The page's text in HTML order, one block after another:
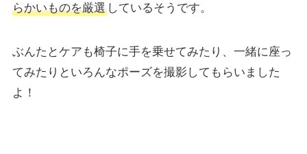
らかいものを厳選しているそうです。
ぶんたとケアも椅子に手を乗せてみたり、一緒に座っ
てみたりといろんなポーズを撮影してもらいました
よ！